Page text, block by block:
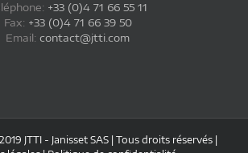
+33 (0)4 71 66 55 11
Fax: +33 (0)4 71 66 39 50
Email: contact@jtti.com
JTTI - Janisset SAS | Tous droits réservés |